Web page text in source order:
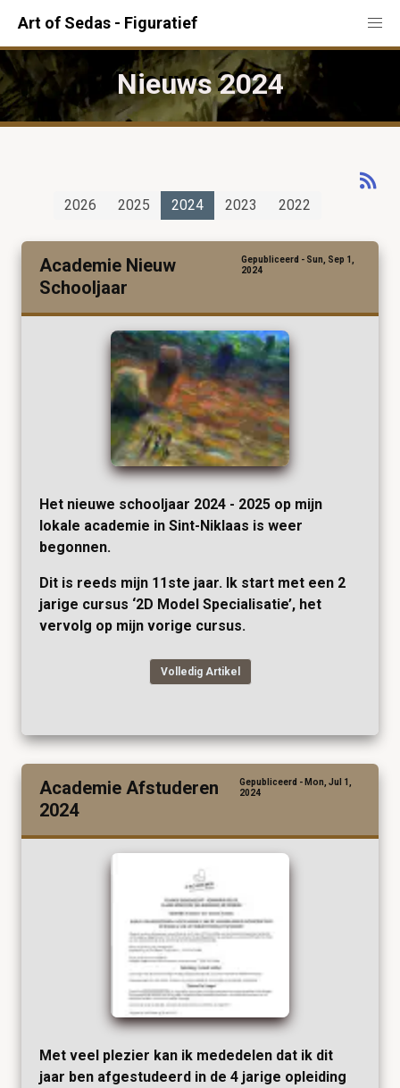
Art of Sedas - Figuratief
Nieuws 2024
2026 2025 2024 2023 2022
Academie Nieuw
Schooljaar
Gepubliceerd - Sun, Sep 1,
2024
Het nieuwe schooljaar 2024 - 2025 op mijn
lokale academie in Sint-Niklaas is weer
begonnen.
Dit is reeds mijn 11ste jaar. Ik start met een 2
jarige cursus ‘2D Model Specialisatie’, het
vervolg op mijn vorige cursus.
Volledig Artikel
Academie Afstuderen
2024
Gepubliceerd - Mon, Jul 1,
2024
Met veel plezier kan ik mededelen dat ik dit
jaar ben afgestudeerd in de 4 jarige opleiding